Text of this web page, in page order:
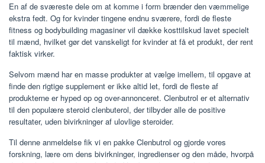
En af de sværeste dele om at komme i form brænder den væmmelige
ekstra fedt. Og for kvinder tingene endnu sværere, fordi de fleste
fitness og bodybuilding magasiner vil dække kosttilskud lavet specielt
til mænd, hvilket gør det vanskeligt for kvinder at få et produkt, der rent
faktisk virker.
Selvom mænd har en masse produkter at vælge imellem, til opgave at
finde den rigtige supplement er ikke altid let, fordi de fleste af
produkterne er hyped op og over-annonceret. Clenbutrol er et alternativ
til den populære steroid clenbuterol, der tilbyder alle de positive
resultater, uden bivirkninger af ulovlige steroider.
Til denne anmeldelse fik vi en pakke Clenbutrol og gjorde vores
forskning, lære om dens bivirkninger, ingredienser og den måde, hvorpå